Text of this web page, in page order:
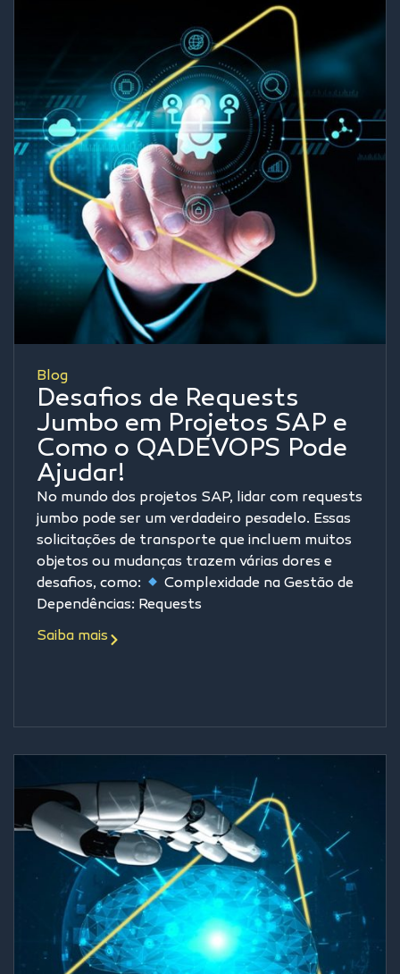
Blog
Desafios de Requests
Jumbo em Projetos SAP e
Como o QADEVOPS Pode
Ajudar!
No mundo dos projetos SAP, lidar com requests
jumbo pode ser um verdadeiro pesadelo. Essas
solicitações de transporte que incluem muitos
objetos ou mudanças trazem várias dores e
desafios, como:
Complexidade na Gestão de
Dependências: Requests
Saiba mais